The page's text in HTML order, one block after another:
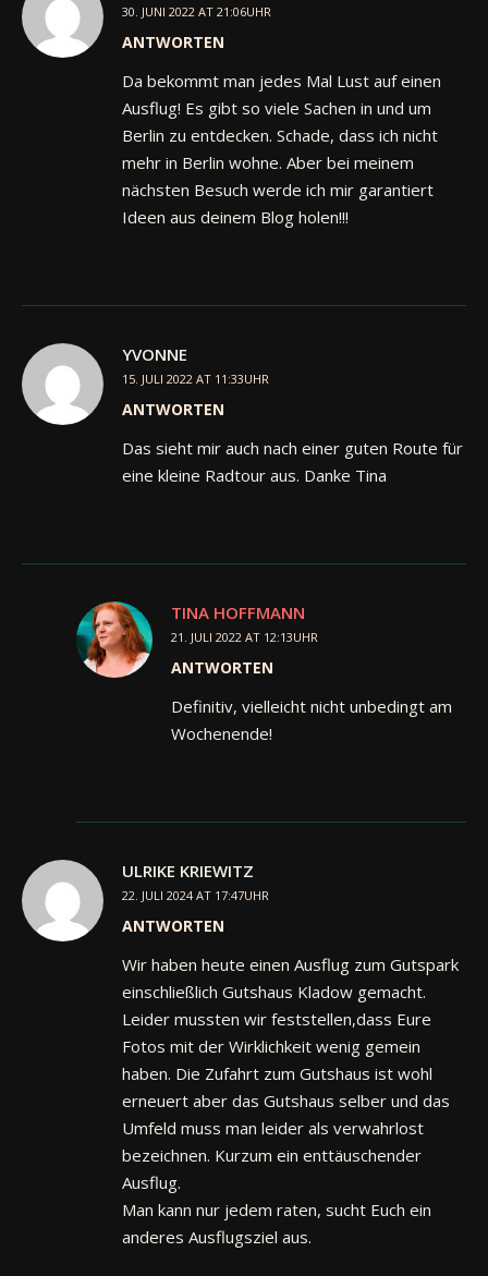
30. JUNI 2022 AT 21:06UHR
ANTWORTEN
Da bekommt man jedes Mal Lust auf einen
Ausflug! Es gibt so viele Sachen in und um
Berlin zu entdecken. Schade, dass ich nicht
mehr in Berlin wohne. Aber bei meinem
nächsten Besuch werde ich mir garantiert
Ideen aus deinem Blog holen!!!
YVONNE
15. JULI 2022 AT 11:33UHR
ANTWORTEN
Das sieht mir auch nach einer guten Route für
eine kleine Radtour aus. Danke Tina
TINA HOFFMANN
21. JULI 2022 AT 12:13UHR
ANTWORTEN
Definitiv, vielleicht nicht unbedingt am
Wochenende!
ULRIKE KRIEWITZ
22. JULI 2024 AT 17:47UHR
ANTWORTEN
Wir haben heute einen Ausflug zum Gutspark
einschließlich Gutshaus Kladow gemacht.
Leider mussten wir feststellen,dass Eure
Fotos mit der Wirklichkeit wenig gemein
haben. Die Zufahrt zum Gutshaus ist wohl
erneuert aber das Gutshaus selber und das
Umfeld muss man leider als verwahrlost
bezeichnen. Kurzum ein enttäuschender
Ausflug.
Man kann nur jedem raten, sucht Euch ein
anderes Ausflugsziel aus.